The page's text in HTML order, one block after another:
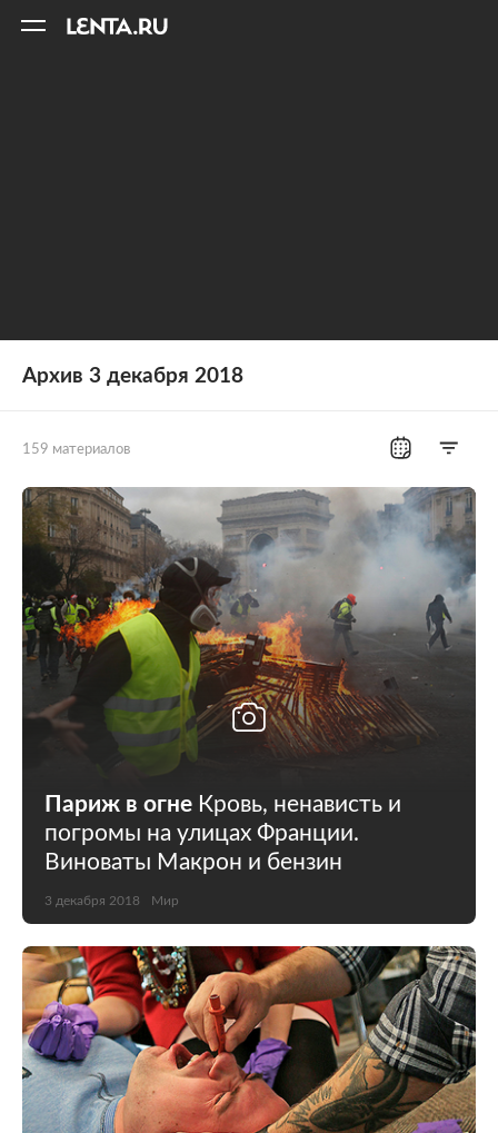
Архив 3 декабря 2018
159 материалов
Все рубрики Россия
Мир Бывший СССР
Экономика Силовые структуры
Наука и техника Спорт
Культура Интернет и СМИ
Ценности Путешествия
Забота о себе Авто
Париж в огне Кровь, ненависть и
погромы на улицах Франции.
Виноваты Макрон и бензин
3 декабря 2018 Мир